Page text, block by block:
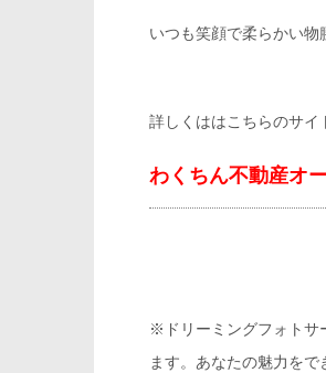
いつも笑顔で柔らかい
詳しくははこちらのサイ
わくちん不動産オ
※ドリーミングフォトサ
ます。あなたの魅力を